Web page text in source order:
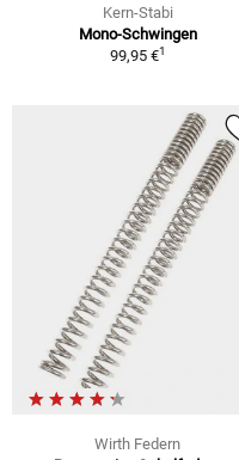
Kern-Stabi
Mono-Schwingen
99,95 €1
Wirth Federn